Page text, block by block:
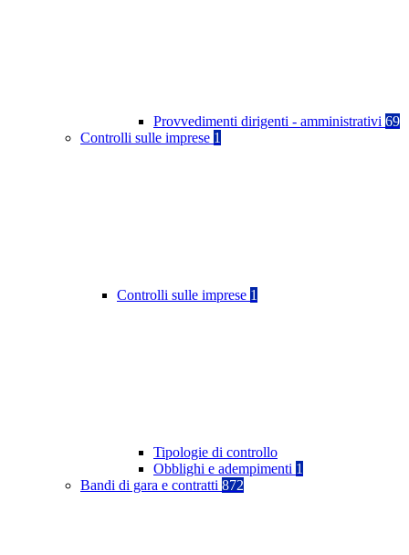
Provvedimenti dirigenti - amministrativi 69
Controlli sulle imprese 1
Controlli sulle imprese 1
Tipologie di controllo
Obblighi e adempimenti 1
Bandi di gara e contratti 872